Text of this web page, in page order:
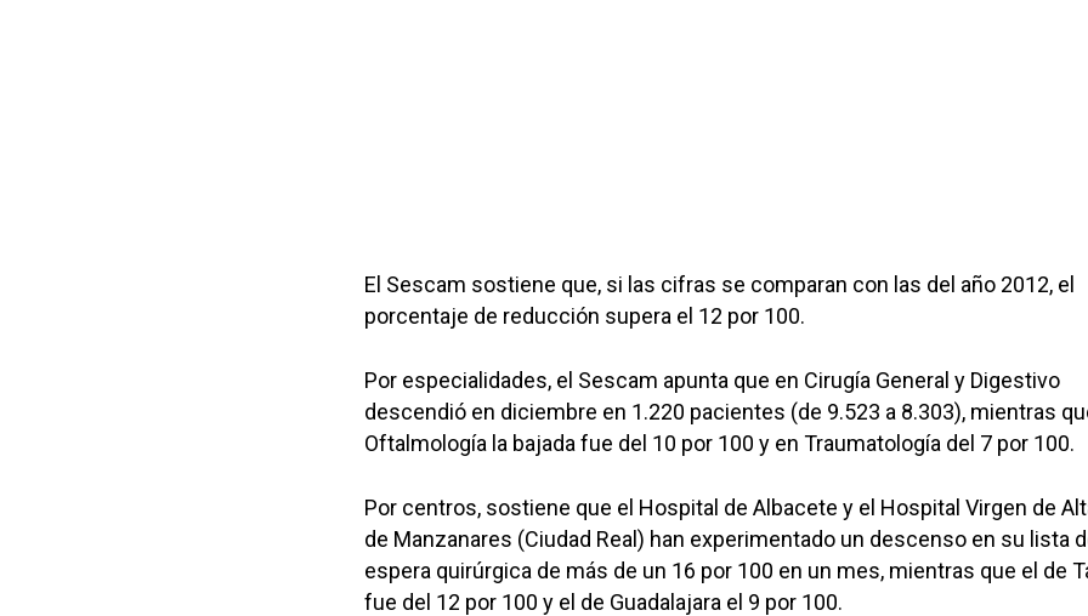
El Sescam sostiene que, si las cifras se comparan con las del año 2012, el
porcentaje de reducción supera el 12 por 100.
Por especialidades, el Sescam apunta que en Cirugía General y Digestivo
descendió en diciembre en 1.220 pacientes (de 9.523 a 8.303), mientras
Oftalmología la bajada fue del 10 por 100 y en Traumatología del 7 por 100.
Por centros, sostiene que el Hospital de Albacete y el Hospital Virgen de
de Manzanares (Ciudad Real) han experimentado un descenso en su lista
espera quirúrgica de más de un 16 por 100 en un mes, mientras que el de
fue del 12 por 100 y el de Guadalajara el 9 por 100.